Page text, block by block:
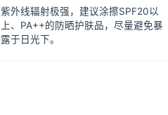
紫外线辐射极强，建议涂擦SPF20以
上、PA++的防晒护肤品，尽量避免暴
露于日光下。